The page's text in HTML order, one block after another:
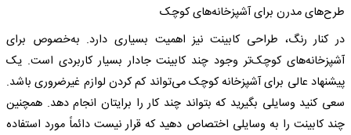
طرح‌های مدرن برای آشپزخانه‌های کوچک
در کنار رنگ، طراحی کابینت نیز اهمیت بسیاری دارد. به‌خصوص برای
آشپزخانه‌های کوچک‌تر وجود چند کابینت جادار بسیار کاربردی است. یک
پیشنهاد عالی برای آشپزخانه کوچک می‌تواند کم کردن لوازم غیرضروری باشد.
سعی کنید وسایلی بگیرید که بتواند چند کار را برایتان انجام دهد. همچنین
چند کابینت را به وسایلی اختصاص دهید که قرار نیست دائماً مورد استفاده